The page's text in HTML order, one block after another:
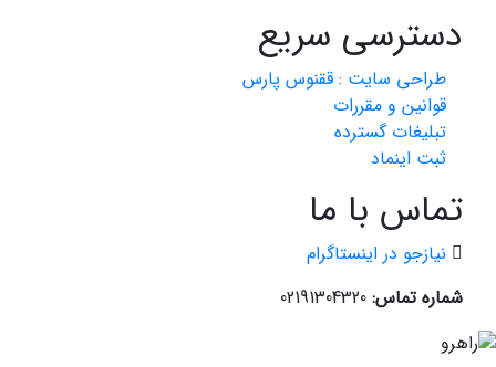
دسترسی سریع
طراحی سایت :‌ ققنوس پارس
قوانین و مقررات
تبلیغات گسترده
ثبت اینماد
تماس با ما
نیازجو در اینستاگرام
شماره تماس: 02191304320